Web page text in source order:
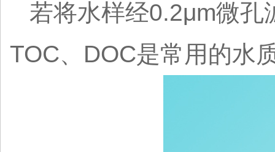
若将水样经0.2μm微孔
TOC、DOC是常用的水